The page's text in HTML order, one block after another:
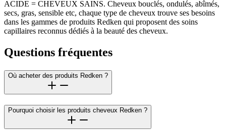
ACIDE = CHEVEUX SAINS. Cheveux bouclés, ondulés, abîmés,
secs, gras, sensible etc, chaque type de cheveux trouve ses besoins
dans les gammes de produits Redken qui proposent des soins
capillaires reconnus dédiés à la beauté des cheveux.
Questions fréquentes
Où acheter des produits Redken ?
Pourquoi choisir les produits cheveux Redken ?